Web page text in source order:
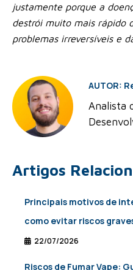
justamente porque a
destrói muito mais rápido
problemas irreversíveis e
AUTOR:
Analista
Artigos
Principais motivos de
como evitar riscos
22/07/2026
Riscos de Fumar Vape: